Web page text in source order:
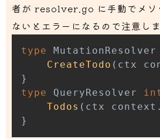
者が resolver.go に手動でメソ
ないとエラーになるので注意しま
type MutationResolver
CreateTodo ( ctx
}
type
QueryResolver
Todos ( ctx context .
}